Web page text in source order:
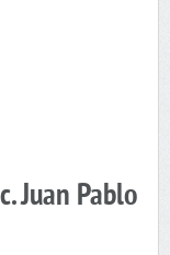
Juan Pablo